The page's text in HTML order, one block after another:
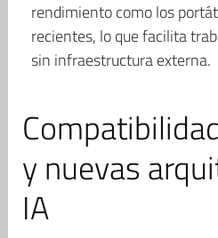
rendimiento como los
recientes, lo que facilita
sin infraestructura externa.
y nuevas
IA